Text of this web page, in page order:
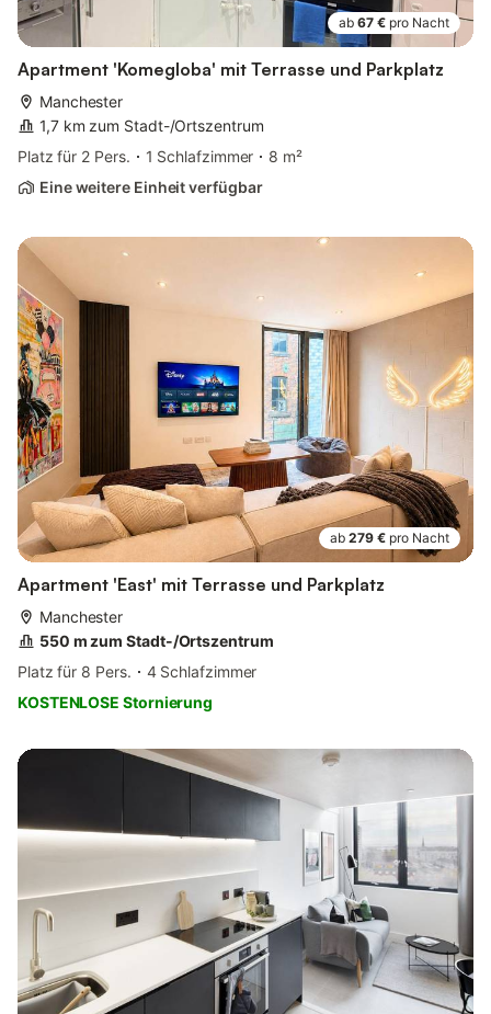
ab 67 € pro Nacht
Apartment 'Komegloba' mit Terrasse und Parkplatz
Manchester
1,7 km zum Stadt-/Ortszentrum
Platz für 2 Pers.
1 Schlafzimmer
8 m²
Eine weitere Einheit verfügbar
ab 279 € pro Nacht
Apartment 'East' mit Terrasse und Parkplatz
Manchester
550 m zum Stadt-/Ortszentrum
Platz für 8 Pers.
4 Schlafzimmer
KOSTENLOSE Stornierung